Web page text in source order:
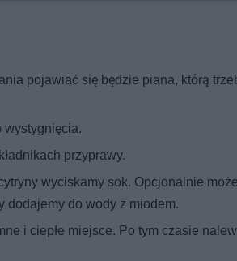
pojawiać się będzie piana, którą
wystygnięcia.
przyprawy.
wyciskamy sok. Opcjonalnie
dodajemy do wody z miodem.
i ciepłe miejsce. Po tym czasie